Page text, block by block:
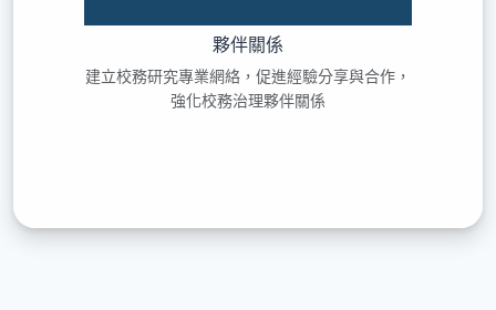
夥伴關係
建立校務研究專業網絡，促進經驗分享與合作，
強化校務治理夥伴關係